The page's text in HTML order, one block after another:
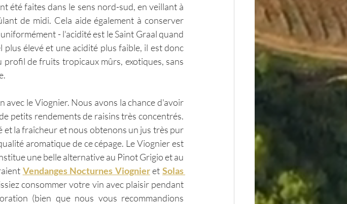
été faites dans le sens nord-sud, en veillant à
de midi. Cela aide également à conserver
- l'acidité est le Saint Graal quand
élevé et une acidité plus faible, il est donc
de fruits tropicaux mûrs, exotiques, sans
le Viognier. Nous avons la chance d'avoir
petits rendements de raisins très concentrés.
la fraîcheur et nous obtenons un jus très pur
aromatique de ce cépage. Le Viognier est
une belle alternative au Pinot Grigio et au
Vendanges Nocturnes Viognier et Solas
consommer votre vin avec plaisir pendant
(bien que nous vous recommandions